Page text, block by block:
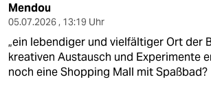
Mendou
05.07.2026 , 13:19 Uhr
„ein lebendiger und vielfältiger Ort der
kreativen Austausch und Experimente
noch eine Shopping Mall mit Spaßbad?